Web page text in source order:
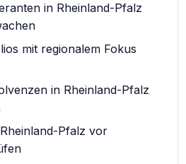
in Rheinland-Pfalz
mit regionalem Fokus
in Rheinland-Pfalz
Pfalz vor